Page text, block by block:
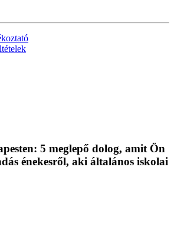
5 meglepő dolog, amit Ön
énekesről, aki általános iskolai